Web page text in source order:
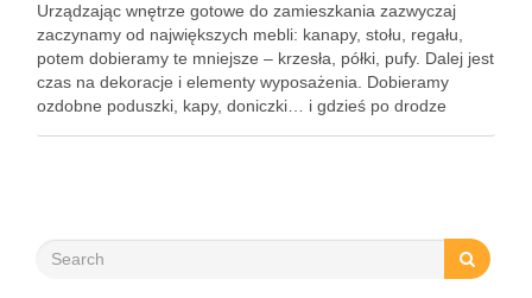
Urządzając wnętrze gotowe do zamieszkania zazwyczaj
zaczynamy od największych mebli: kanapy, stołu, regału,
potem dobieramy te mniejsze – krzesła, półki, pufy. Dalej jest
czas na dekoracje i elementy wyposażenia. Dobieramy
ozdobne poduszki, kapy, doniczki… i gdzieś po drodze